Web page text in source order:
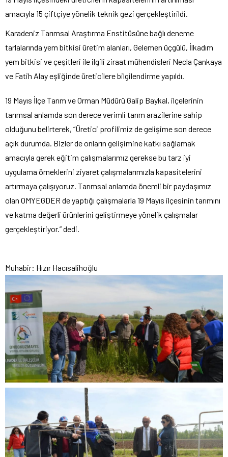
amacıyla 15 çiftçiye yönelik teknik gezi gerçekleştirildi.
Karadeniz Tarımsal Araştırma Enstitüsüne bağlı deneme
tarlalarında yem bitkisi üretim alanları, Gelemen üçgülü, İlkadım
yem bitkisi ve çeşitleri ile ilgili ziraat mühendisleri Necla Çankaya
ve Fatih Alay eşliğinde üreticilere bilgilendirme yapıldı.
19 Mayıs İlçe Tarım ve Orman Müdürü Galip Baykal, ilçelerinin
tarımsal anlamda son derece verimli tarım arazilerine sahip
olduğunu belirterek, “Üretici profilimiz de gelişime son derece
açık durumda. Bizler de onların gelişimine katkı sağlamak
amacıyla gerek eğitim çalışmalarımız gerekse bu tarz iyi
uygulama örneklerini ziyaret çalışmalarımızla kapasitelerini
artırmaya çalışıyoruz. Tarımsal anlamda önemli bir paydaşımız
olan OMYEGDER de yaptığı çalışmalarla 19 Mayıs ilçesinin tarımını
ve katma değerli ürünlerini geliştirmeye yönelik çalışmalar
gerçekleştiriyor.” dedi.
Muhabir: Hızır Hacısalihoğlu